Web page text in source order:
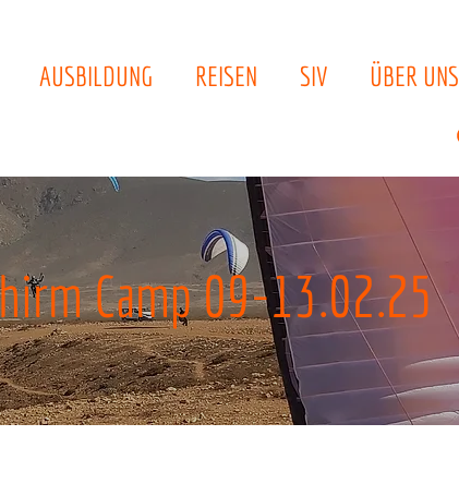
AUSBILDUNG REISEN SIV ÜBER UNS
Camp 09-13.02.25